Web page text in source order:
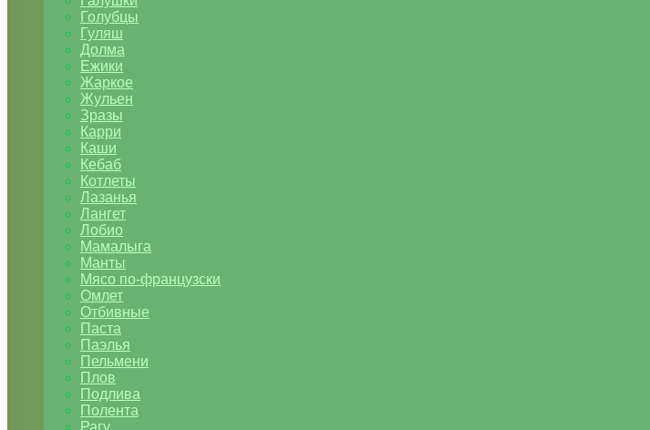
Голубцы
Гуляш
Долма
Ежики
Жаркое
Жульен
Зразы
Карри
Каши
Кебаб
Котлеты
Лазанья
Лангет
Лобио
Мамалыга
Манты
Мясо по-французски
Омлет
Отбивные
Паста
Паэлья
Пельмени
Плов
Подлива
Полента
Рагу